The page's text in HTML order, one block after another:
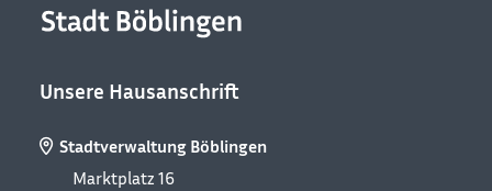
Unsere Hausanschrift
Stadtverwaltung Böblingen
Marktplatz 16